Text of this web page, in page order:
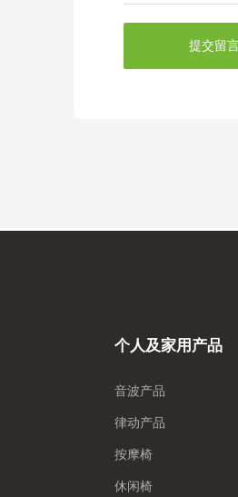
提交留
个人及家用产品
音波产品
律动产品
按摩椅
休闲椅